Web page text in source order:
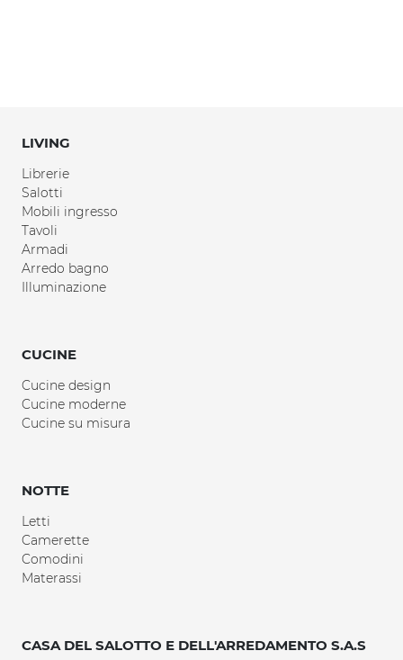
LIVING
Librerie
Salotti
Mobili ingresso
Tavoli
Armadi
Arredo bagno
Illuminazione
CUCINE
Cucine design
Cucine moderne
Cucine su misura
NOTTE
Letti
Camerette
Comodini
Materassi
CASA DEL SALOTTO E DELL'ARREDAMENTO S.A.S